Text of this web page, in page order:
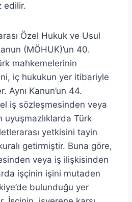
edilir.
Özel Hukuk ve Usul
(MÖHUK)’un 40.
mahkemelerinin
iç hukukun yer itibariyle
Aynı Kanun’un 44.
iş sözleşmesinden veya
Türk
yetkisini tayin
getirmiştir. Buna göre,
veya iş ilişkisinden
işçinin işini mutaden
bulunduğu yer